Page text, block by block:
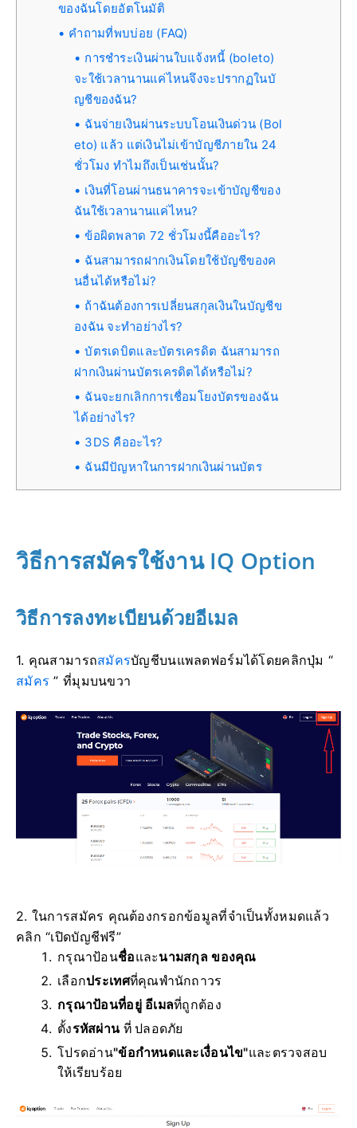
ของฉันโดยอัตโนมัติ
คำถามที่พบบ่อย (FAQ)
การชำระเงินผ่านใบแจ้งหนี้ (boleto)
จะใช้เวลานานแค่ไหนจึงจะปรากฏในบั
ญชีของฉัน?
ฉันจ่ายเงินผ่านระบบโอนเงินด่วน (Bol
eto) แล้ว แต่เงินไม่เข้าบัญชีภายใน 24
ชั่วโมง ทำไมถึงเป็นเช่นนั้น?
เงินที่โอนผ่านธนาคารจะเข้าบัญชีของ
ฉันใช้เวลานานแค่ไหน?
ข้อผิดพลาด 72 ชั่วโมงนี้คืออะไร?
ฉันสามารถฝากเงินโดยใช้บัญชีของค
นอื่นได้หรือไม่?
ถ้าฉันต้องการเปลี่ยนสกุลเงินในบัญชีข
องฉัน จะทำอย่างไร?
บัตรเดบิตและบัตรเครดิต ฉันสามารถ
ฝากเงินผ่านบัตรเครดิตได้หรือไม่?
ฉันจะยกเลิกการเชื่อมโยงบัตรของฉัน
ได้อย่างไร?
3DS คืออะไร?
ฉันมีปัญหาในการฝากเงินผ่านบัตร
วิธีการสมัครใช้งาน IQ Option
วิธีการลงทะเบียนด้วยอีเมล
1. คุณสามารถสมัครบัญชีบนแพลตฟอร์มได้โดยคลิกปุ่ม “
สมัคร ” ที่มุมบนขวา
2. ในการสมัคร คุณต้องกรอกข้อมูลที่จำเป็นทั้งหมดแล้ว
คลิก “เปิดบัญชีฟรี”
กรุณาป้อนชื่อและนามสกุล ของคุณ
เลือกประเทศที่คุณพำนักถาวร
กรุณาป้อนที่อยู่ อีเมลที่ถูกต้อง
ตั้งรหัสผ่าน ที่ ปลอดภัย
โปรดอ่าน"ข้อกำหนดและเงื่อนไข"และตรวจสอบ
ให้เรียบร้อย